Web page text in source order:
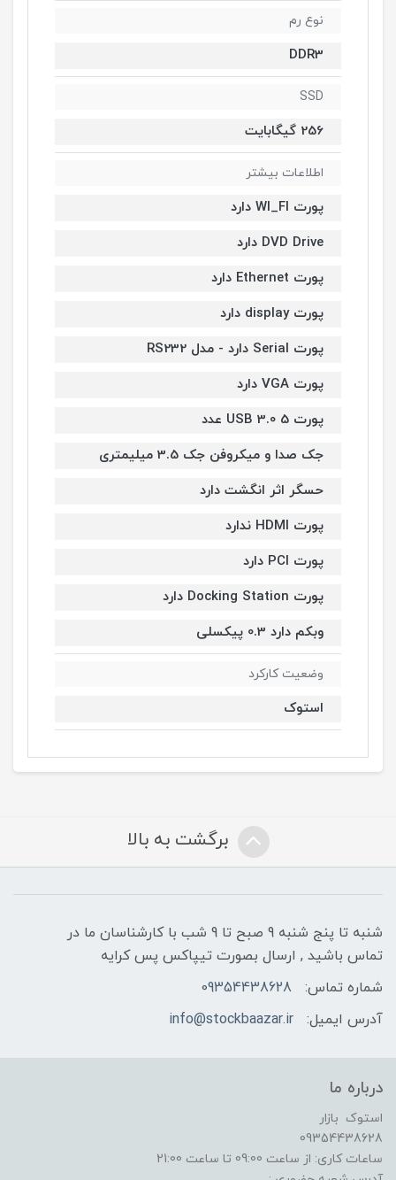
نوع رم
DDR3
SSD
256 گیگابایت
اطلاعات بیشتر
پورت WI_FI دارد
DVD Drive دارد
پورت Ethernet دارد
پورت display دارد
پورت Serial دارد - مدل RS232
پورت VGA دارد
پورت USB 3.0 5 عدد
جک صدا و میکروفن جک 3.5 میلیمتری
حسگر اثر انگشت دارد
پورت HDMI ندارد
پورت PCI دارد
پورت Docking Station دارد
وبکم دارد 0.3 پیکسلی
وضعیت کارکرد
استوک
برگشت به بالا
شنبه تا پنج شنبه 9 صبح تا 9 شب با کارشناسان ما در
تماس باشید , ارسال بصورت تیپاکس پس کرایه
شماره تماس:
09354438628
آدرس ایمیل:
info@stockbaazar.ir
درباره ما
استوک بازار
09354438628
ساعات کاری: از ساعت 09:00 تا ساعت 21:00